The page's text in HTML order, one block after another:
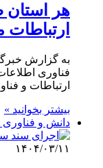
هر استان
به گزارش
فناوری
ارتباطات و
بیشتر بخوانید »
دانش و فناوری
۱۴۰۴/۰۳/۱۱